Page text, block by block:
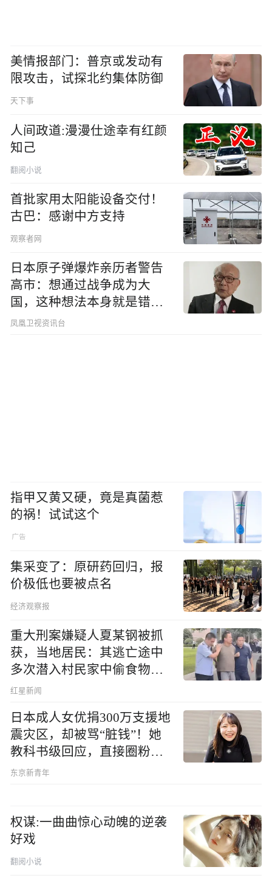
美情报部门：普京或发动有
限攻击，试探北约集体防御
天下事
人间政道:漫漫仕途幸有红颜
知己
翻阅小说
首批家用太阳能设备交付！
古巴：感谢中方支持
观察者网
日本原子弹爆炸亲历者警告
高市：想通过战争成为大
国，这种想法本身就是错误
的
凤凰卫视资讯台
指甲又黄又硬，竟是真菌惹
的祸！试试这个
集采变了：原研药回归，报
价极低也要被点名
经济观察报
重大刑案嫌疑人夏某钢被抓
获，当地居民：其逃亡途中
多次潜入村民家中偷食物被
发现
红星新闻
日本成人女优捐300万支援地
震灾区，却被骂“脏钱”！她
教科书级回应，直接圈粉无
数
东京新青年
权谋:一曲曲惊心动魄的逆袭
好戏
翻阅小说